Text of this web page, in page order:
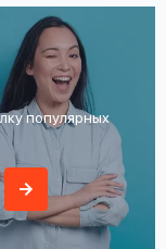
популярных